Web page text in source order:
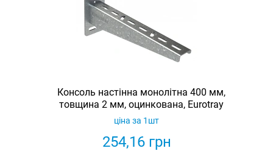
Консоль настінна монолітна 400 мм,
товщина 2 мм, оцинкована, Eurotray
254,16грн
ціна за 1шт